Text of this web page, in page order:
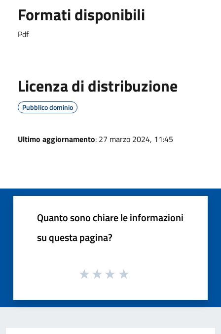
Formati disponibili
Pdf
Licenza di distribuzione
Pubblico dominio
Ultimo aggiornamento: 27 marzo 2024, 11:45
Quanto sono chiare le informazioni
su questa pagina?